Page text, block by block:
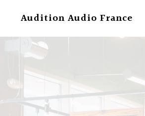
au
Audition Audio France